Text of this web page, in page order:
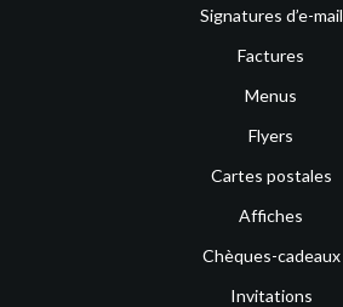
Signatures d’e-mail
Factures
Menus
Flyers
Cartes postales
Affiches
Chèques-cadeaux
Invitations